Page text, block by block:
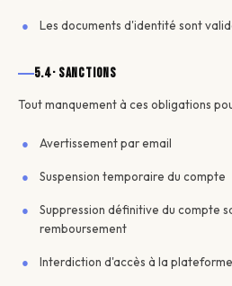
Les documents d'identité sont
5.4 · Sanctions
Tout manquement à ces obligations
Avertissement par email
Suspension temporaire du compte
Suppression définitive du compte
remboursement
Interdiction d'accès à la plateforme